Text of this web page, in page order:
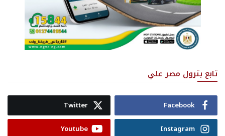
تابع بترول مصر علي
Facebook
Twitter
Instagram
Youtube